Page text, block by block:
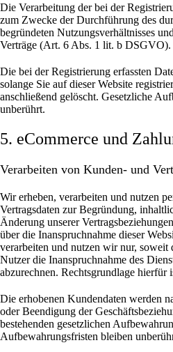
Die Verarbeitung der bei der
zum Zwecke der Durchführung des
begründeten Nutzungsverhältnisses
Verträge (Art. 6 Abs. 1 lit. b DSGVO).
Die bei der Registrierung erfassten
solange Sie auf dieser Website
anschließend gelöscht. Gesetzliche
unberührt.
5. eCommerce und
Verarbeiten von Kunden- und
Wir erheben, verarbeiten und nutzen
Vertragsdaten zur Begründung,
Änderung unserer
über die Inanspruchnahme dieser
verarbeiten und nutzen wir nur, soweit
Nutzer die Inanspruchnahme des
abzurechnen. Rechtsgrundlage
Die erhobenen Kundendaten werden
oder Beendigung der
bestehenden gesetzlichen
Aufbewahrungsfristen bleiben